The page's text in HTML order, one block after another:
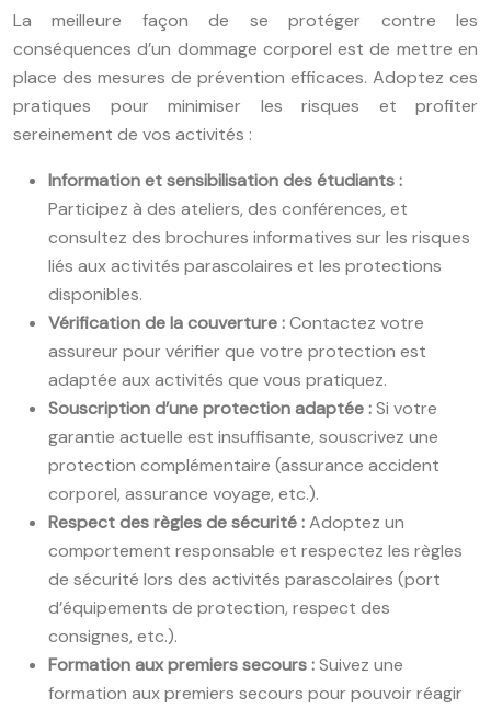
La meilleure façon de se protéger contre les
conséquences d’un dommage corporel est de mettre en
place des mesures de prévention efficaces. Adoptez ces
pratiques pour minimiser les risques et profiter
sereinement de vos activités :
Information et sensibilisation des étudiants :
Participez à des ateliers, des conférences, et
consultez des brochures informatives sur les risques
liés aux activités parascolaires et les protections
disponibles.
Vérification de la couverture :Contactez votre
assureur pour vérifier que votre protection est
adaptée aux activités que vous pratiquez.
Souscription d’une protection adaptée :Si votre
garantie actuelle est insuffisante, souscrivez une
protection complémentaire (assurance accident
corporel, assurance voyage, etc.).
Respect des règles de sécurité :Adoptez un
comportement responsable et respectez les règles
de sécurité lors des activités parascolaires (port
d’équipements de protection, respect des
consignes, etc.).
Formation aux premiers secours :Suivez une
formation aux premiers secours pour pouvoir réagir